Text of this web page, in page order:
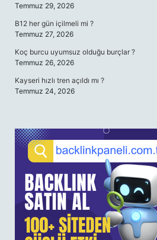
Temmuz 29, 2026
B12 her gün içilmeli mi ?
Temmuz 27, 2026
Koç burcu uyumsuz olduğu burçlar ?
Temmuz 26, 2026
Kayseri hızlı tren açıldı mı ?
Temmuz 24, 2026